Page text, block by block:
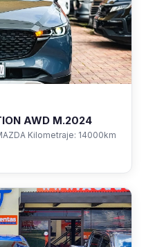
AWD M.2024
Kilometraje: 14000km